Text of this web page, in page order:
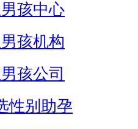
孩中心
孩机构
孩公司
性别助孕